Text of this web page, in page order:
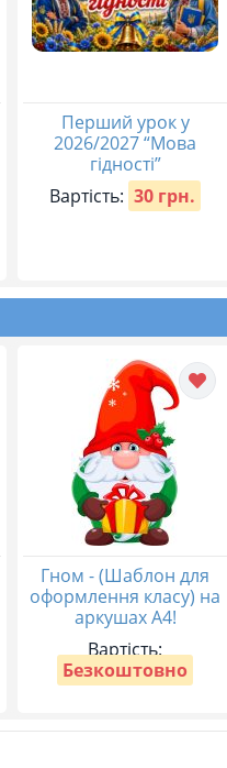
Перший урок у
2026/2027 “Мова
гідності”
Вартість: 30 грн.
Гном - (Шаблон для
оформлення класу) на
аркушах А4!
Вартість:
Безкоштовно